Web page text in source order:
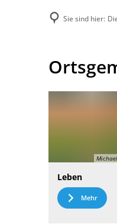
Sie sind hier:
Ortsgemeinde
Trippstadt
Leben
Mehr